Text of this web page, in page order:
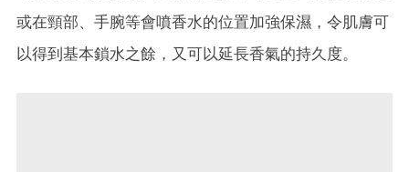
或在頸部、手腕等會噴香水的位置加強保濕，令肌膚可
以得到基本鎖水之餘，又可以延長香氣的持久度。